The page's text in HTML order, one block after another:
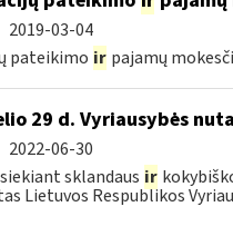
2019-03-04
pateikimo ir pajamų
29 d. Vyriausybės
2022-06-30
sklandaus ir
Lietuvos Respublikos